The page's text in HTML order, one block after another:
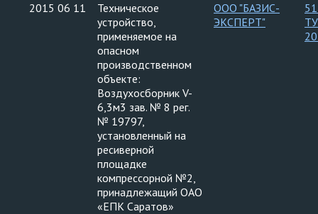
2015 06 11
Техническое
устройство,
применяемое на
опасном
производственном
объекте:
Воздухосборник V-
6,3м3 зав. № 8 рег.
№ 19797,
установленный на
ресиверной
площадке
компрессорной №2,
принадлежащий ОАО
«ЕПК Саратов»
ООО "БАЗИС-
ЭКСПЕРТ"